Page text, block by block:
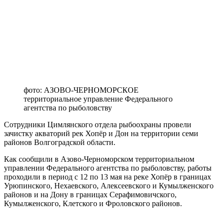
фото: АЗОВО-ЧЕРНОМОРСКОЕ
территориальное управление Федерального
агентства по рыболовству
Сотрудники Цимлянского отдела рыбоохраны провели
зачистку акваторий рек Хопёр и Дон на территории семи
районов Волгоградской области.
Как сообщили в Азово-Черноморском территориальном
управлении Федерального агентства по рыболовству, работы
проходили в период с 12 по 13 мая на реке Хопёр в границах
Урюпинского, Нехаевского, Алексеевского и Кумылженского
районов и на Дону в границах Серафимовичского,
Кумылженского, Клетского и Фроловского районов.